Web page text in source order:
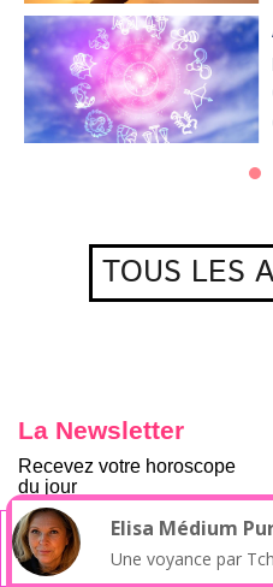
TOUS LES
La Newsletter
Recevez votre horoscope
du jour
E-
mail
Prénom
Elisa Médium
Une voyance par
En poursuivant votre navigation sur ce
l’utilisation de cookies pour analyser
du site.Détails ici